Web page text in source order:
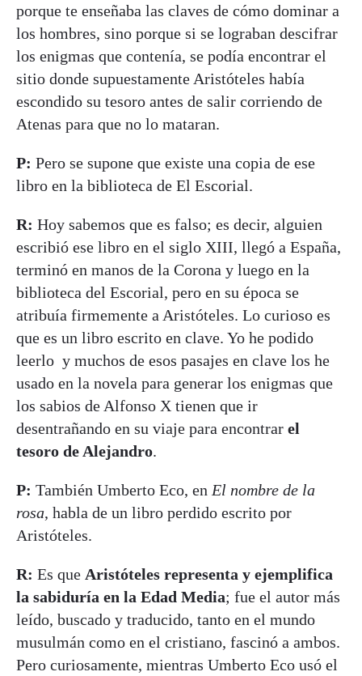
porque te enseñaba las claves de cómo dominar a
los hombres, sino porque si se lograban descifrar
los enigmas que contenía, se podía encontrar el
sitio donde supuestamente Aristóteles había
escondido su tesoro antes de salir corriendo de
Atenas para que no lo mataran.
P: Pero se supone que existe una copia de ese
libro en la biblioteca de El Escorial.
R: Hoy sabemos que es falso; es decir, alguien
escribió ese libro en el siglo XIII, llegó a España,
terminó en manos de la Corona y luego en la
biblioteca del Escorial, pero en su época se
atribuía firmemente a Aristóteles. Lo curioso es
que es un libro escrito en clave. Yo he podido
leerlo y muchos de esos pasajes en clave los he
usado en la novela para generar los enigmas que
los sabios de Alfonso X tienen que ir
desentrañando en su viaje para encontrar el
tesoro de Alejandro.
P: También Umberto Eco, en El nombre de la
rosa, habla de un libro perdido escrito por
Aristóteles.
R: Es que Aristóteles representa y ejemplifica
la sabiduría en la Edad Media; fue el autor más
leído, buscado y traducido, tanto en el mundo
musulmán como en el cristiano, fascinó a ambos.
Pero curiosamente, mientras Umberto Eco usó el